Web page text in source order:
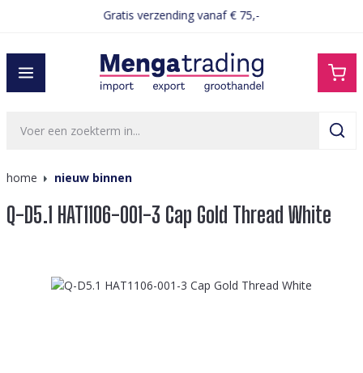
Gratis verzending vanaf € 75,-
home nieuw binnen
Q-D5.1 HAT1106-001-3 Cap Gold Thread White
Afbeeldingengalerij overslaan